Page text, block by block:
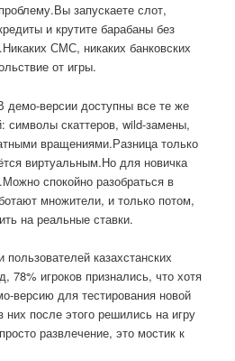
запускаете слот,
и крутите барабаны без
СМС, никаких банковских
от игры.
версии доступны все те же
символы скаттеров, wild-замены,
вращениями.Разница только
виртуальным.Но для новичка
спокойно разобраться в
множители, и только потом,
на реальные ставки.
казахстанских
78% игроков признались, что хотя
версию для тестирования новой
них после этого решились на игру
развлечение, это мостик к